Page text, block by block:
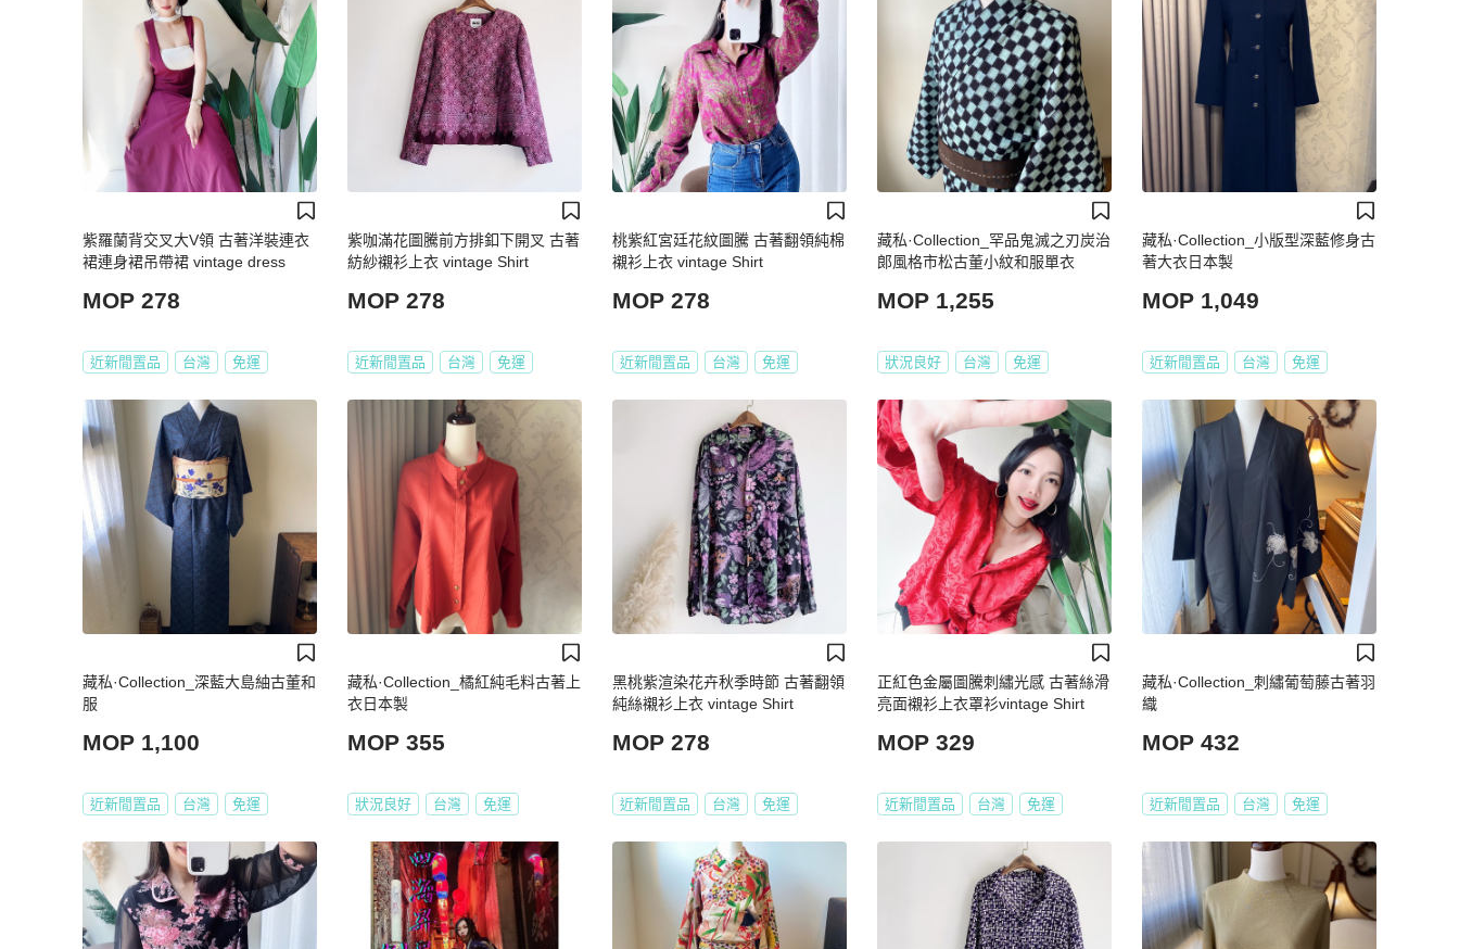
紫羅蘭背交叉大V領 古著洋裝連衣
裙連身裙吊帶裙 vintage dress
MOP 278
近新閒置品 台灣 免運
紫咖滿花圖騰前方排釦下開叉 古著
紡紗襯衫上衣 vintage Shirt
MOP 278
近新閒置品 台灣 免運
桃紫紅宮廷花紋圖騰 古著翻領純棉
襯衫上衣 vintage Shirt
MOP 278
近新閒置品 台灣 免運
藏私·Collection_罕品鬼滅之刃炭治
郎風格市松古董小紋和服單衣
MOP 1,255
狀況良好 台灣 免運
藏私·Collection_小版型深藍修身古
著大衣日本製
MOP 1,049
近新閒置品 台灣 免運
藏私·Collection_深藍大島紬古董和
服
MOP 1,100
近新閒置品 台灣 免運
藏私·Collection_橘紅純毛料古著上
衣日本製
MOP 355
狀況良好 台灣 免運
黑桃紫渲染花卉秋季時節 古著翻領
純絲襯衫上衣 vintage Shirt
MOP 278
近新閒置品 台灣 免運
正紅色金屬圖騰刺繡光感 古著絲滑
亮面襯衫上衣罩衫vintage Shirt
MOP 329
近新閒置品 台灣 免運
藏私·Collection_刺繡葡萄藤古著羽
織
MOP 432
近新閒置品 台灣 免運